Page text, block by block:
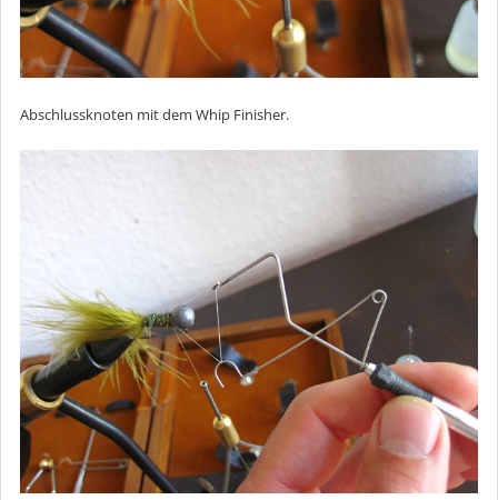
Abschlussknoten mit dem Whip Finisher.